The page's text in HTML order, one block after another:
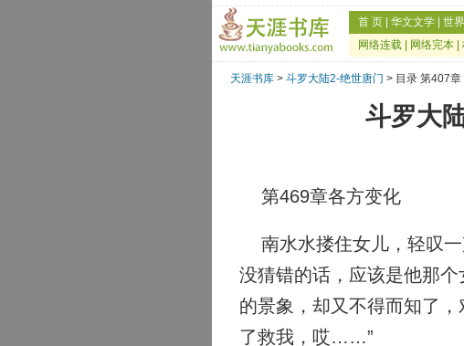
首 页 华文文学 世
网络连载
网络完本
天涯书库 > 斗罗大陆2-绝世唐门 > 目录 第407章
斗罗大
第469章各方变化
南水水搂住女儿，轻叹一
没猜错的话，应该是他那
的景象，却又不得而知了
了救我，哎……”